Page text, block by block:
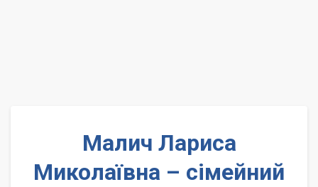
Малич Лариса
Миколаївна – сімейний